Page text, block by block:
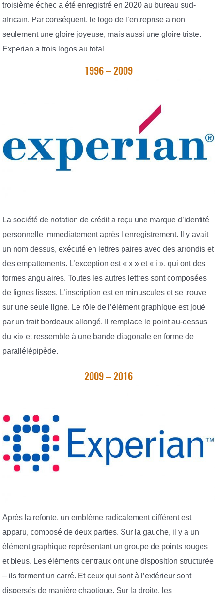
troisième échec a été enregistré en 2020 au bureau sud-
africain. Par conséquent, le logo de l’entreprise a non
seulement une gloire joyeuse, mais aussi une gloire triste.
Experian a trois logos au total.
1996 – 2009
La société de notation de crédit a reçu une marque d’identité
personnelle immédiatement après l’enregistrement. Il y avait
un nom dessus, exécuté en lettres paires avec des arrondis et
des empattements. L’exception est « x » et « i », qui ont des
formes angulaires. Toutes les autres lettres sont composées
de lignes lisses. L’inscription est en minuscules et se trouve
sur une seule ligne. Le rôle de l’élément graphique est joué
par un trait bordeaux allongé. Il remplace le point au-dessus
du «i» et ressemble à une bande diagonale en forme de
parallélépipède.
2009 – 2016
Après la refonte, un emblème radicalement différent est
apparu, composé de deux parties. Sur la gauche, il y a un
élément graphique représentant un groupe de points rouges
et bleus. Les éléments centraux ont une disposition structurée
– ils forment un carré. Et ceux qui sont à l’extérieur sont
dispersés de manière chaotique. Sur la droite, les